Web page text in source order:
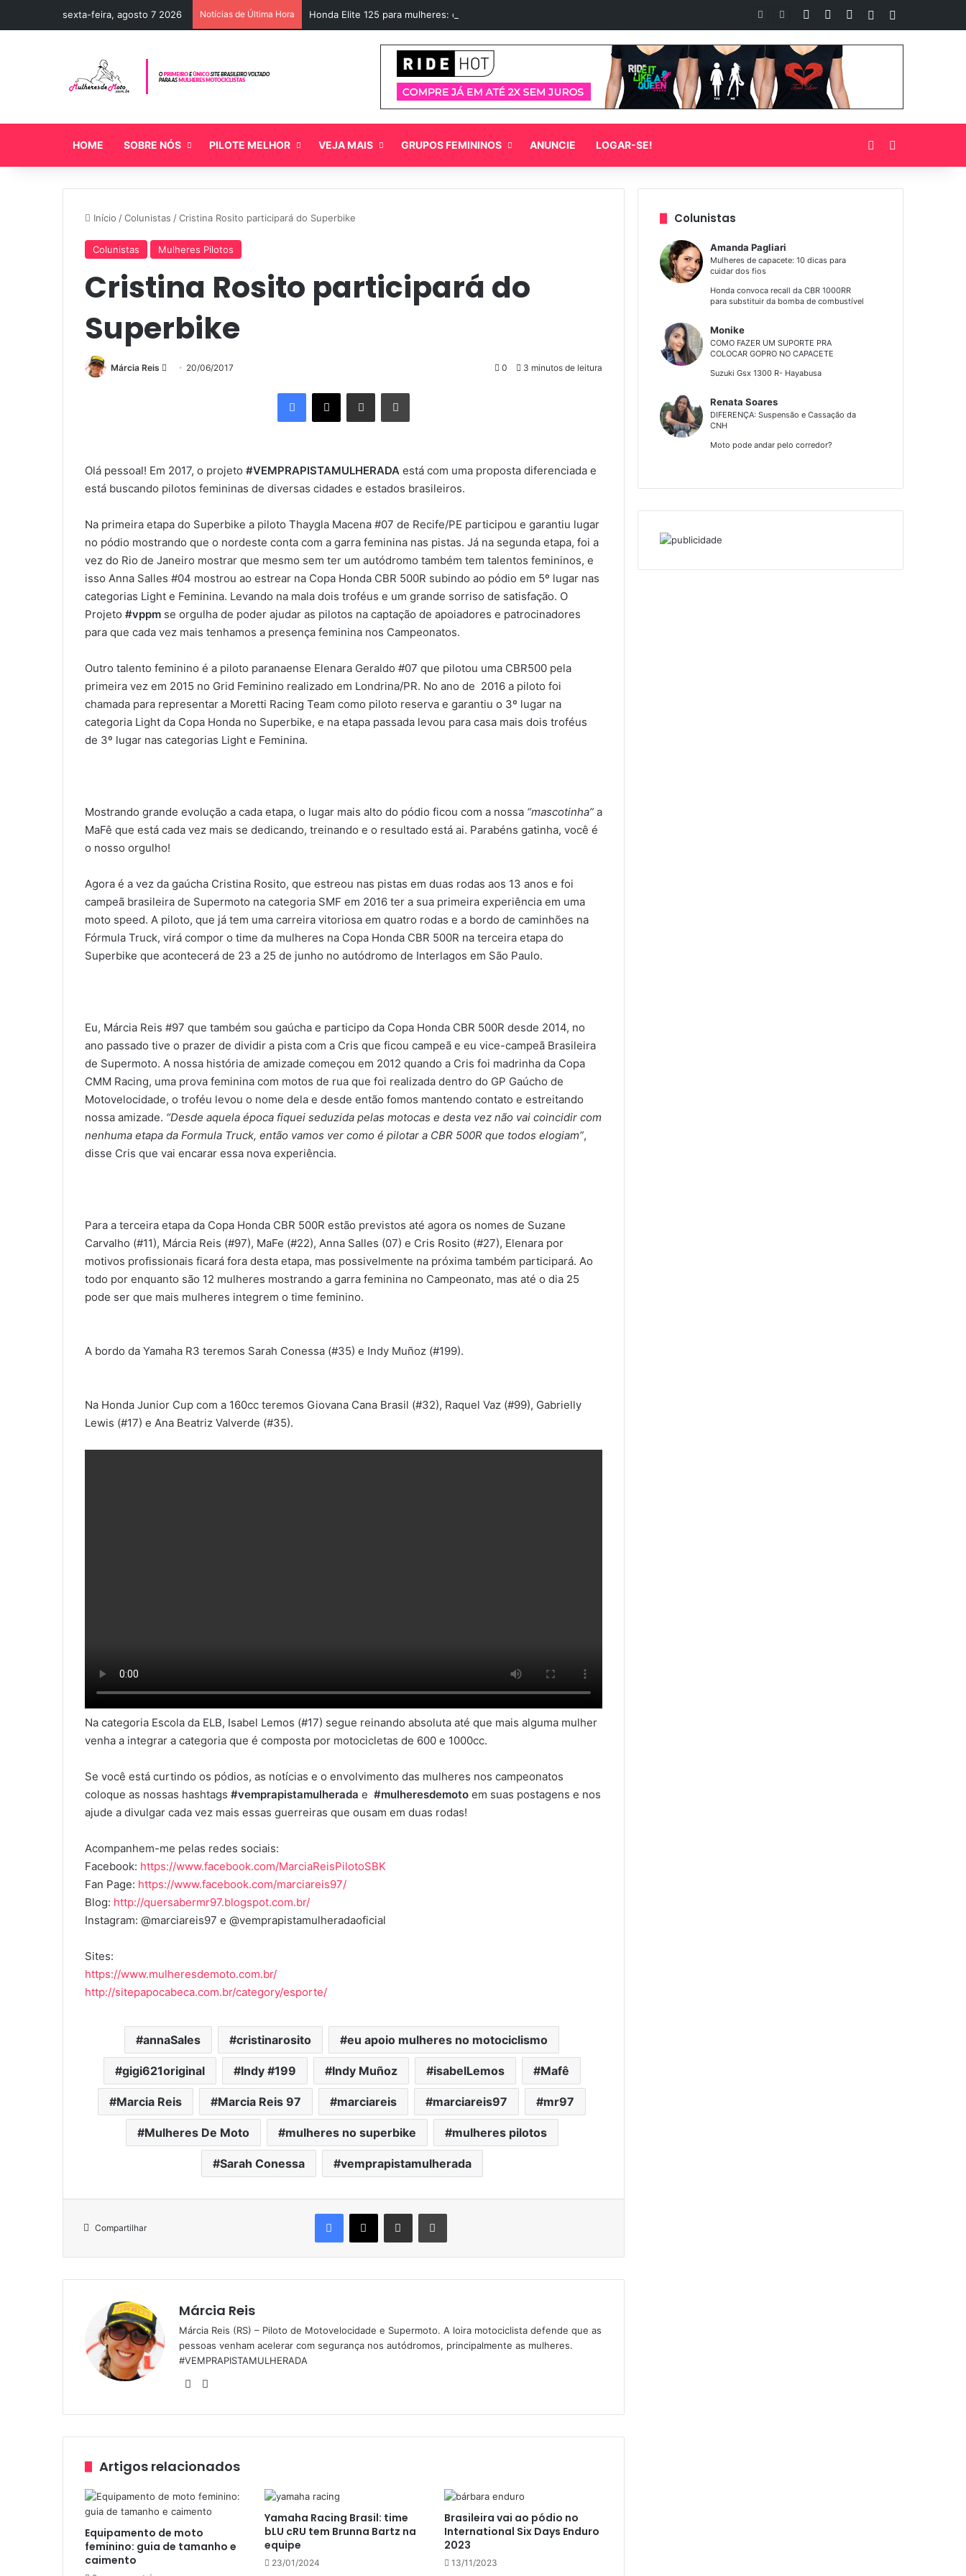
sexta-feira, agosto 7 2026 Notícias de Última Hora Honda Elite 125 para mulheres: o scooter ideal FacebookYouTubeInstagramArtigo aleatório
HOME SOBRE NÓS PILOTE MELHOR VEJA MAIS GRUPOS FEMININOS ANUNCIE LOGAR-SE! Entrar
Início /Colunistas /Cristina Rosito participará do Superbike
Colunistas Mulheres Pilotos
Cristina Rosito participará do
Superbike
Márcia Reis
m
e
m
a
i
l
20/06/2017 0 3 minutos de leitura
Olá pessoal! Em 2017, o projeto #VEMPRAPISTAMULHERADA está com uma proposta diferenciada e
está buscando pilotos femininas de diversas cidades e estados brasileiros.
Na primeira etapa do Superbike a piloto Thaygla Macena #07 de Recife/PE participou e garantiu lugar
no pódio mostrando que o nordeste conta com a garra feminina nas pistas. Já na segunda etapa, foi a
vez do Rio de Janeiro mostrar que mesmo sem ter um autódromo também tem talentos femininos, e
isso Anna Salles #04 mostrou ao estrear na Copa Honda CBR 500R subindo ao pódio em 5º lugar nas
categorias Light e Feminina. Levando na mala dois troféus e um grande sorriso de satisfação. O
Projeto #vppm se orgulha de poder ajudar as pilotos na captação de apoiadores e patrocinadores
para que cada vez mais tenhamos a presença feminina nos Campeonatos.
Outro talento feminino é a piloto paranaense Elenara Geraldo #07 que pilotou uma CBR500 pela
primeira vez em 2015 no Grid Feminino realizado em Londrina/PR. No ano de 2016 a piloto foi
chamada para representar a Moretti Racing Team como piloto reserva e garantiu o 3º lugar na
categoria Light da Copa Honda no Superbike, e na etapa passada levou para casa mais dois troféus
de 3º lugar nas categorias Light e Feminina.
Mostrando grande evolução a cada etapa, o lugar mais alto do pódio ficou com a nossa “mascotinha” a
MaFê que está cada vez mais se dedicando, treinando e o resultado está ai. Parabéns gatinha, você é
o nosso orgulho!
Agora é a vez da gaúcha Cristina Rosito, que estreou nas pistas em duas rodas aos 13 anos e foi
campeã brasileira de Supermoto na categoria SMF em 2016 ter a sua primeira experiência em uma
moto speed. A piloto, que já tem uma carreira vitoriosa em quatro rodas e a bordo de caminhões na
Fórmula Truck, virá compor o time da mulheres na Copa Honda CBR 500R na terceira etapa do
Superbike que acontecerá de 23 a 25 de junho no autódromo de Interlagos em São Paulo.
Eu, Márcia Reis #97 que também sou gaúcha e participo da Copa Honda CBR 500R desde 2014, no
ano passado tive o prazer de dividir a pista com a Cris que ficou campeã e eu vice-campeã Brasileira
de Supermoto. A nossa história de amizade começou em 2012 quando a Cris foi madrinha da Copa
CMM Racing, uma prova feminina com motos de rua que foi realizada dentro do GP Gaúcho de
Motovelocidade, o troféu levou o nome dela e desde então fomos mantendo contato e estreitando
nossa amizade. “Desde aquela época fiquei seduzida pelas motocas e desta vez não vai coincidir com
nenhuma etapa da Formula Truck, então vamos ver como é pilotar a CBR 500R que todos elogiam”,
disse Cris que vai encarar essa nova experiência.
Para a terceira etapa da Copa Honda CBR 500R estão previstos até agora os nomes de Suzane
Carvalho (#11), Márcia Reis (#97), MaFe (#22), Anna Salles (07) e Cris Rosito (#27), Elenara por
motivos profissionais ficará fora desta etapa, mas possivelmente na próxima também participará. Ao
todo por enquanto são 12 mulheres mostrando a garra feminina no Campeonato, mas até o dia 25
pode ser que mais mulheres integrem o time feminino.
A bordo da Yamaha R3 teremos Sarah Conessa (#35) e Indy Muñoz (#199).
Na Honda Junior Cup com a 160cc teremos Giovana Cana Brasil (#32), Raquel Vaz (#99), Gabrielly
Lewis (#17) e Ana Beatriz Valverde (#35).
Na categoria Escola da ELB, Isabel Lemos (#17) segue reinando absoluta até que mais alguma mulher
venha a integrar a categoria que é composta por motocicletas de 600 e 1000cc.
Se você está curtindo os pódios, as notícias e o envolvimento das mulheres nos campeonatos
coloque as nossas hashtags #vemprapistamulherada e #mulheresdemoto em suas postagens e nos
ajude a divulgar cada vez mais essas guerreiras que ousam em duas rodas!
Acompanhem-me pelas redes sociais:
Facebook: https://www.facebook.com/MarciaReisPilotoSBK
Fan Page: https://www.facebook.com/marciareis97/
Blog: http://quersabermr97.blogspot.com.br/
Instagram: @marciareis97 e @vemprapistamulheradaoficial
Sites:
https://www.mulheresdemoto.com.br/
http://sitepapocabeca.com.br/category/esporte/
annaSales cristinarosito eu apoio mulheres no motociclismo
gigi621original Indy #199 Indy Muñoz isabelLemos Mafê
Marcia Reis Marcia Reis 97 marciareis marciareis97 mr97
Mulheres De Moto mulheres no superbike mulheres pilotos
Sarah Conessa vemprapistamulherada
Compartilhar
Facebook X Compartilhar via e-mail Imprimir
Márcia Reis
Márcia Reis (RS) – Piloto de Motovelocidade e Supermoto. A loira motociclista defende que as
pessoas venham acelerar com segurança nos autódromos, principalmente as mulheres.
#VEMPRAPISTAMULHERADA
We
te bo
ok
Artigos relacionados
Equipamento de moto
feminino: guia de tamanho e
caimento
Yamaha Racing Brasil: time
bLU cRU tem Brunna Bartz na
equipe
23/01/2024
Brasileira vai ao pódio no
International Six Days Enduro
2023
13/11/2023
Colunistas
Amanda Pagliari
Mulheres de capacete: 10 dicas para
cuidar dos fios
Honda convoca recall da CBR 1000RR
para substituir da bomba de combustível
Monike
COMO FAZER UM SUPORTE PRA
COLOCAR GOPRO NO CAPACETE
Suzuki Gsx 1300 R- Hayabusa
Renata Soares
DIFERENÇA: Suspensão e Cassação da
CNH
Moto pode andar pelo corredor?